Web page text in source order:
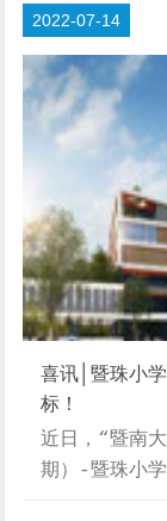
督审核工作。
改进”的原则
现、自我改进
续改进。审核
管理体系标
记录的方式，
性分别进行
2022-07-14
喜讯│暨珠小
标！
近日，“暨南
期）-暨珠小